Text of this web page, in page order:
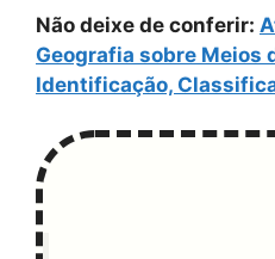
Não deixe de conferir:
Geografia sobre Meios
Identificação,